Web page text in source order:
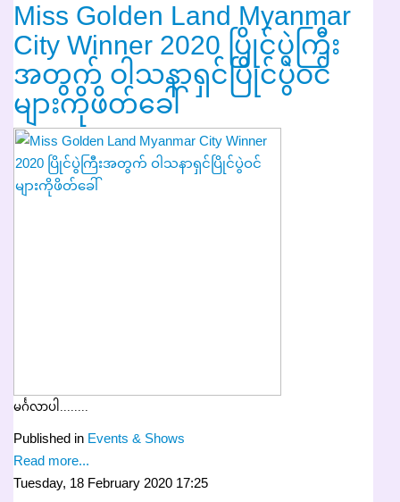
Miss Golden Land Myanmar
City Winner 2020 ပြိုင်ပွဲကြီး
အတွက် ဝါသနာရှင်ပြိုင်ပွဲဝင်
များကိုဖိတ်ခေါ်
မင်္ဂလာပါ........
Published in Events & Shows
Read more...
Tuesday, 18 February 2020 17:25